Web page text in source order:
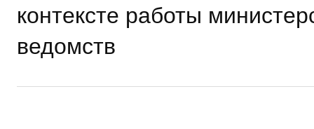
контексте работы
ведомств